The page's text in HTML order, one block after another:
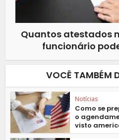
Quantos atestados
funcionário
VOCÊ TAMBÉM
Notícias
Como se
o
visto